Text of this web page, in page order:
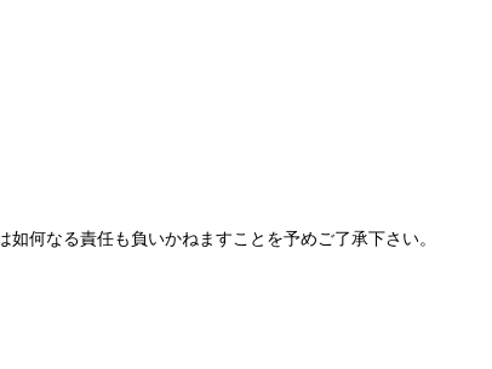
何なる責任も負いかねますことを予めご了承下さい。